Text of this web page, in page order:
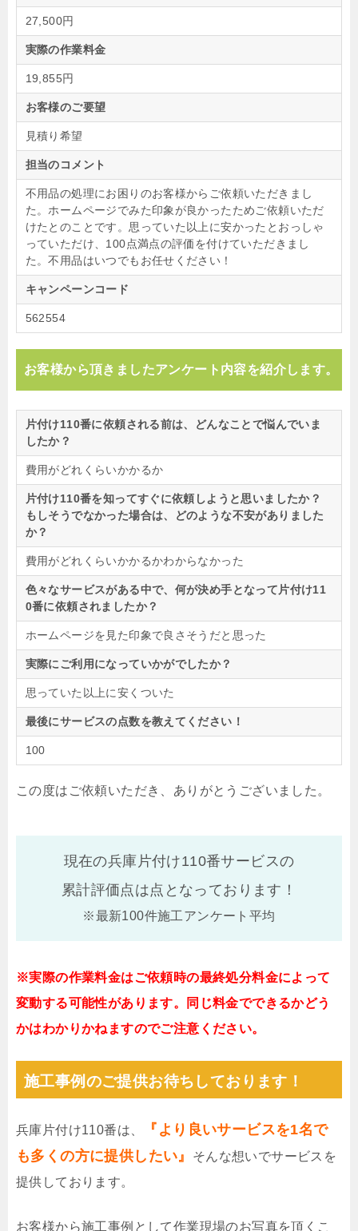
27,500円
実際の作業料金
19,855円
お客様のご要望
見積り希望
担当のコメント
不用品の処理にお困りのお客様からご依頼いただきまし
た。ホームページでみた印象が良かったためご依頼いただ
けたとのことです。思っていた以上に安かったとおっしゃ
っていただけ、100点満点の評価を付けていただきまし
た。不用品はいつでもお任せください！
キャンペーンコード
562554
お客様から頂きましたアンケート内容を紹介します。
片付け110番に依頼される前は、どんなことで悩んでいま
したか？
費用がどれくらいかかるか
片付け110番を知ってすぐに依頼しようと思いましたか？
もしそうでなかった場合は、どのような不安がありました
か？
費用がどれくらいかかるかわからなかった
色々なサービスがある中で、何が決め手となって片付け11
0番に依頼されましたか？
ホームページを見た印象で良さそうだと思った
実際にご利用になっていかがでしたか？
思っていた以上に安くついた
最後にサービスの点数を教えてください！
100
この度はご依頼いただき、ありがとうございました。
現在の兵庫片付け110番サービスの
累計評価点は点となっております！
※最新100件施工アンケート平均
※実際の作業料金はご依頼時の最終処分料金によって
変動する可能性があります。同じ料金でできるかどう
かはわかりかねますのでご注意ください。
施工事例のご提供お待ちしております！
兵庫片付け110番は、
『より良いサービスを1名で
も多くの方に提供したい』
そんな想いでサービスを
提供しております。
お客様から施工事例として作業現場のお写真を頂くこ